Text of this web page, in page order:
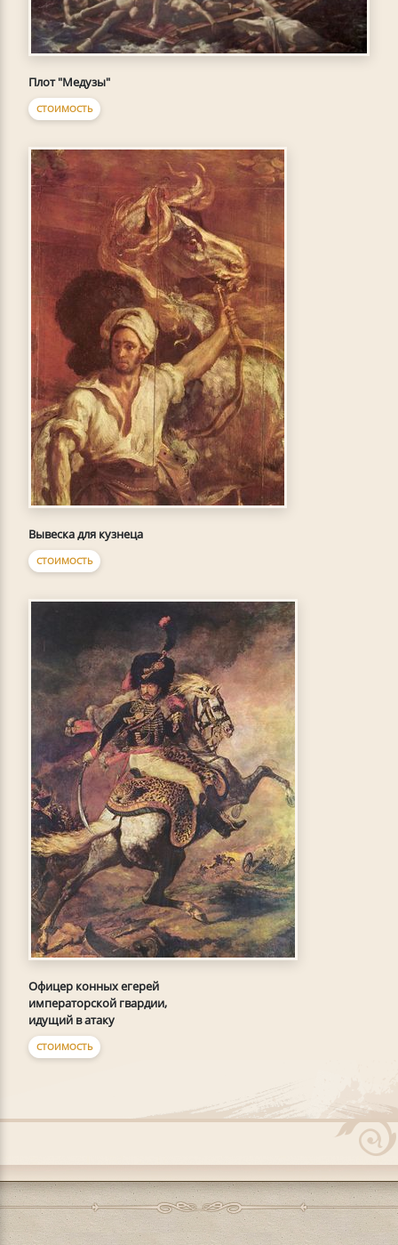
Плот "Медузы"
СТОИМОСТЬ
Вывеска для кузнеца
СТОИМОСТЬ
Офицер конных егерей
императорской гвардии,
идущий в атаку
СТОИМОСТЬ